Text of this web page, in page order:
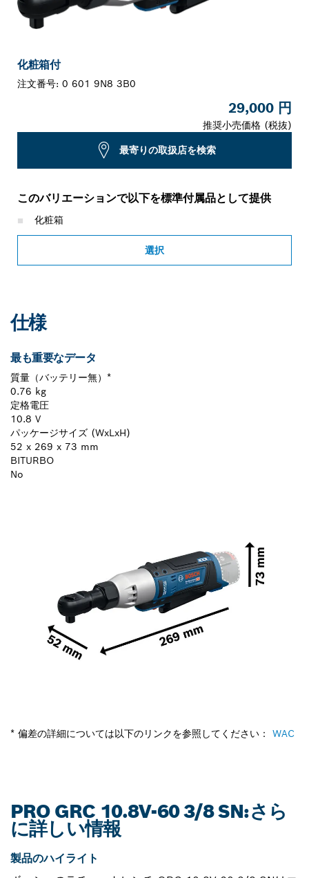
化粧箱付
注文番号: 0 601 9N8 3B0
29,000 円
推奨小売価格 (税抜)
最寄りの取扱店を検索
このバリエーションで以下を標準付属品として提供
化粧箱
選択
仕様
最も重要なデータ
質量（バッテリー無）*
0.76 kg
定格電圧
10.8 V
パッケージサイズ (WxLxH)
52 x 269 x 73 mm
BITURBO
No
* 偏差の詳細については以下のリンクを参照してください： WAC
PRO GRC 10.8V-60 3/8 SN:さら
に詳しい情報
製品のハイライト